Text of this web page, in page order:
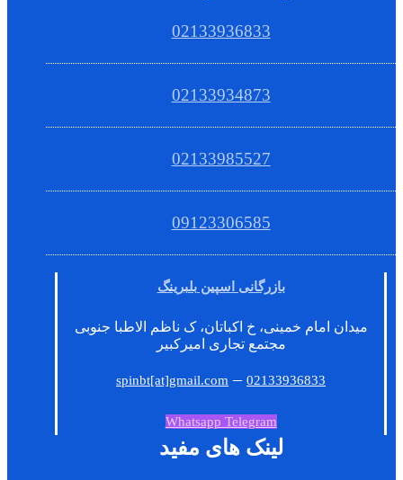
02133936833
02133934873
02133985527
09123306585
بازرگانی اسپین بلبرینگ
میدان امام خمینی، خ اکباتان، ک ناظم الاطبا جنوبی
مجتمع تجاری امیرکبیر
spinbt[at]gmail.com –02133936833
Whatsapp Telegram
لینک های مفید